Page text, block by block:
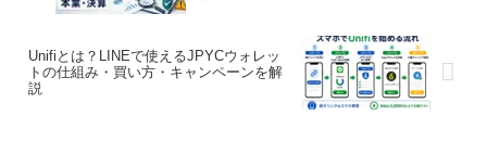
Unifiとは？LINEで使えるJPYCウォレッ
トの仕組み・買い方・キャンペーンを解
説